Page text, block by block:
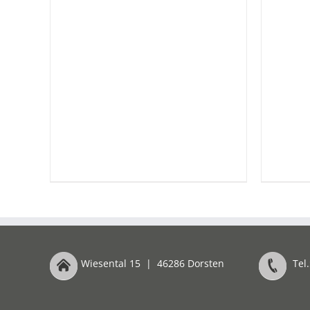
Wiesental 15 | 46286 Dorsten